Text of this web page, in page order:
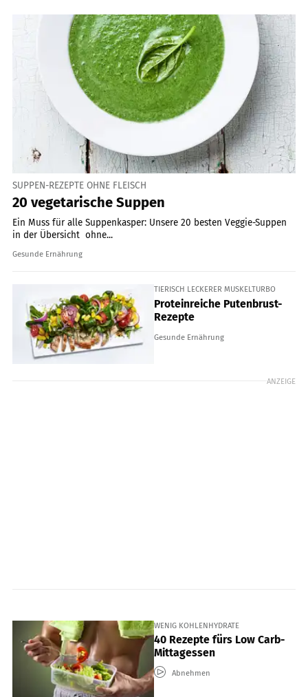
SUPPEN-REZEPTE OHNE FLEISCH
20 vegetarische Suppen
Ein Muss für alle Suppenkasper: Unsere 20 besten Veggie-Suppen
in der Übersicht  ohne...
Gesunde Ernährung
TIERISCH LECKERER MUSKELTURBO
Proteinreiche Putenbrust-
Rezepte
Gesunde Ernährung
ANZEIGE
WENIG KOHLENHYDRATE
40 Rezepte fürs Low Carb-
Mittagessen
Abnehmen